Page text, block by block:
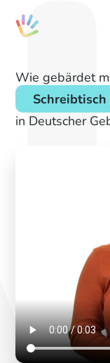
Wie gebärdet
Schreibtisch
in Deutscher